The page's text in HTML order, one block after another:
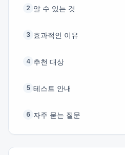
2 알 수 있는 것
3 효과적인 이유
4 추천 대상
5 테스트 안내
6 자주 묻는 질문